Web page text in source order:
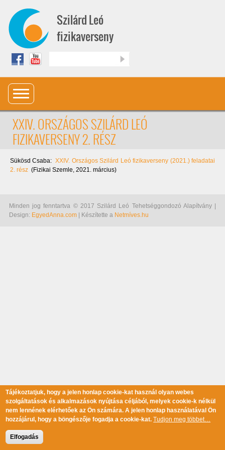
Szilárd Leó
fizikaverseny
XXIV. ORSZÁGOS SZILÁRD LEÓ
FIZIKAVERSENY 2. RÉSZ
Sükösd Csaba:XXIV. Országos Szilárd Leó fizikaverseny (2021.) feladatai
2. rész (Fizikai Szemle, 2021. március)
Minden jog fenntartva © 2017 Szilárd Leó Tehetséggondozó Alapítvány |
Design: EgyedAnna.com | Készítette a Netmíves.hu
Tájékoztatjuk, hogy a jelen honlap cookie-kat használ olyan webes
szolgáltatások és alkalmazások nyújtása céljából, melyek cookie-k nélkül
nem lennének elérhetőek az Ön számára. A jelen honlap használatával Ön
hozzájárul, hogy a böngészője fogadja a cookie-kat. Tudjon meg többet…
Elfogadás